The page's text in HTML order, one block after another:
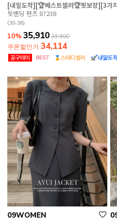
[내일도착][🏆베스트셀러🏆핏보장][3가
뒷밴딩 팬츠 87238
(30-38)
10% 35,910 39,900
쿠폰할인가 34,114
09WOMEN